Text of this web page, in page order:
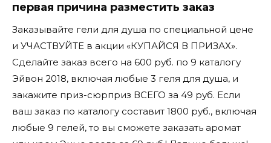
первая причина разместить заказ
Заказывайте гели для душа по специальной цене
и УЧАСТВУЙТЕ в акции «КУПАЙСЯ В ПРИЗАХ».
Сделайте заказ всего на 600 руб. по 9 каталогу
Эйвон 2018, включая любые 3 геля для душа, и
закажите приз-сюрприз ВСЕГО за 49 руб. Если
ваш заказ по каталогу составит 1800 руб., включая
любые 9 гелей, то вы сможете заказать аромат